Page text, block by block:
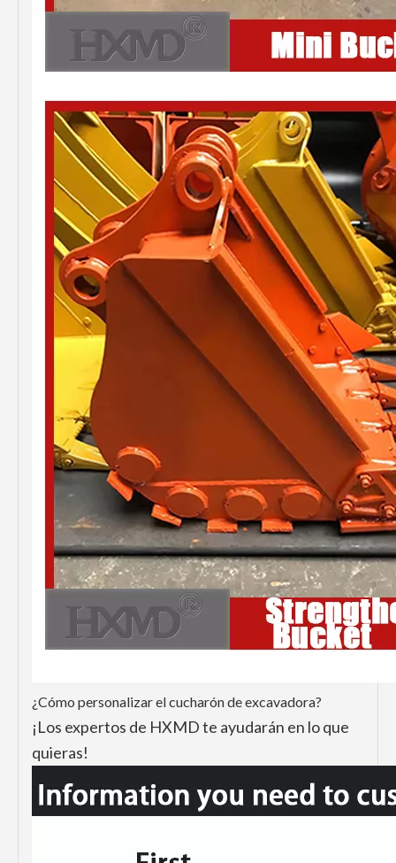
¿Cómo personalizar el cucharón de excavadora?
¡Los expertos de HXMD te ayudarán en lo que
quieras!